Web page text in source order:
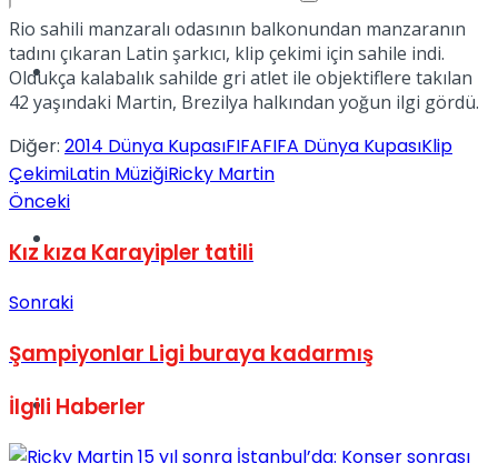
Türkiye
Müzik
Sinema
No Result
View All Result
Rio sahili manzaralı odasının balkonundan manzaranın
tadını çıkaran Latin şarkıcı, klip çekimi için sahile indi.
Oldukça kalabalık sahilde gri atlet ile objektiflere takılan
42 yaşındaki Martin, Brezilya halkından yoğun ilgi gördü.
Diğer: 2014 Dünya KupasıFIFAFIFA Dünya KupasıKlip
ÇekimiLatin MüziğiRicky Martin
Önceki
Kız kıza Karayipler tatili
Sonraki
Şampiyonlar Ligi buraya kadarmış
İlgili Haberler